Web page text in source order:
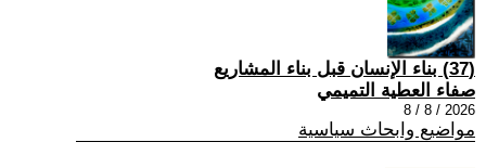
(37) بناء الإنسان قبل بناء المشاريع
صفاء العطية التميمي
2026 / 8 / 8
مواضيع وابحاث سياسية